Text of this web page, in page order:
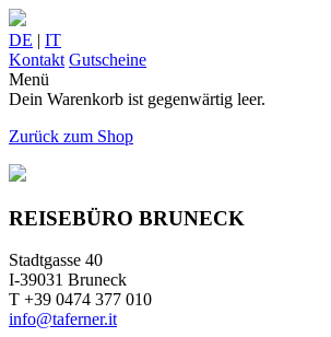
DE | IT
Kontakt Gutscheine
Menü
Dein Warenkorb ist gegenwärtig leer.
Zurück zum Shop
REISEBÜRO BRUNECK
Stadtgasse 40
I-39031 Bruneck
T +39 0474 377 010
info@taferner.it